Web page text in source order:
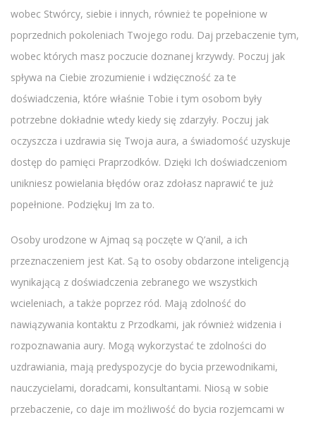
wobec Stwórcy, siebie i innych, również te popełnione w
poprzednich pokoleniach Twojego rodu. Daj przebaczenie tym,
wobec których masz poczucie doznanej krzywdy. Poczuj jak
spływa na Ciebie zrozumienie i wdzięczność za te
doświadczenia, które właśnie Tobie i tym osobom były
potrzebne dokładnie wtedy kiedy się zdarzyły. Poczuj jak
oczyszcza i uzdrawia się Twoja aura, a świadomość uzyskuje
dostęp do pamięci Praprzodków. Dzięki Ich doświadczeniom
unikniesz powielania błędów oraz zdołasz naprawić te już
popełnione. Podziękuj Im za to.
Osoby urodzone w Ajmaq są poczęte w Q’anil, a ich
przeznaczeniem jest Kat. Są to osoby obdarzone inteligencją
wynikającą z doświadczenia zebranego we wszystkich
wcieleniach, a także poprzez ród. Mają zdolność do
nawiązywania kontaktu z Przodkami, jak również widzenia i
rozpoznawania aury. Mogą wykorzystać te zdolności do
uzdrawiania, mają predyspozycje do bycia przewodnikami,
nauczycielami, doradcami, konsultantami. Niosą w sobie
przebaczenie, co daje im możliwość do bycia rozjemcami w